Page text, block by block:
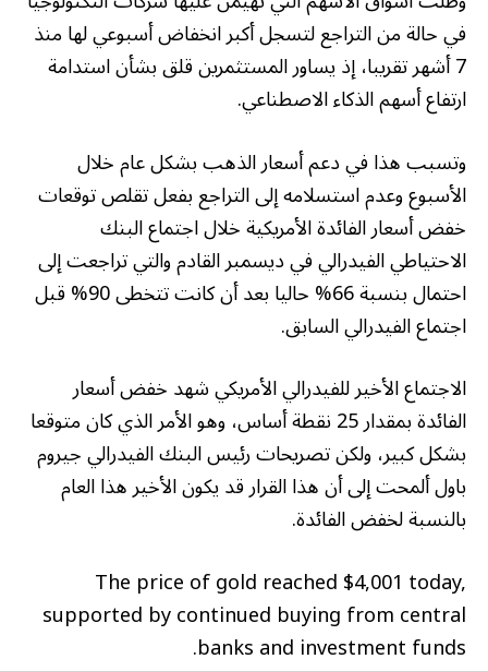
في حالة من التراجع لتسجل أكبر انخفاض أسبوعي لها منذ
7 أشهر تقريبا، إذ يساور المستثمرين قلق بشأن استدامة
ارتفاع أسهم الذكاء الاصطناعي.
وتسبب هذا في دعم أسعار الذهب بشكل عام خلال
الأسبوع وعدم استسلامه إلى التراجع بفعل تقلص توقعات
خفض أسعار الفائدة الأمريكية خلال اجتماع البنك
الاحتياطي الفيدرالي في ديسمبر القادم والتي تراجعت إلى
احتمال بنسبة 66% حاليا بعد أن كانت تتخطى 90% قبل
اجتماع الفيدرالي السابق.
الاجتماع الأخير للفيدرالي الأمريكي شهد خفض أسعار
الفائدة بمقدار 25 نقطة أساس، وهو الأمر الذي كان متوقعا
بشكل كبير، ولكن تصريحات رئيس البنك الفيدرالي جيروم
باول ألمحت إلى أن هذا القرار قد يكون الأخير هذا العام
بالنسبة لخفض الفائدة.
The price of gold reached $4,001 today,
supported by continued buying from central
banks and investment funds.